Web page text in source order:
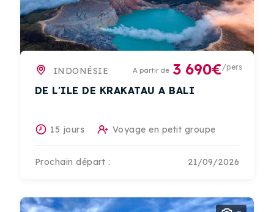
INDONÉSIE A partir de 3 690€/pers
DE L'ILE DE KRAKATAU A BALI
15 jours Voyage en petit groupe
Prochain départ : 21/09/2026